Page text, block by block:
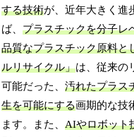
する技術が、近年大きく進
ば、プラスチックを分子レ
品質なプラスチック原料と
ルリサイクル」は、従来の
可能だった、汚れたプラス
生を可能にする画期的な技
ます。また、AIやロボット